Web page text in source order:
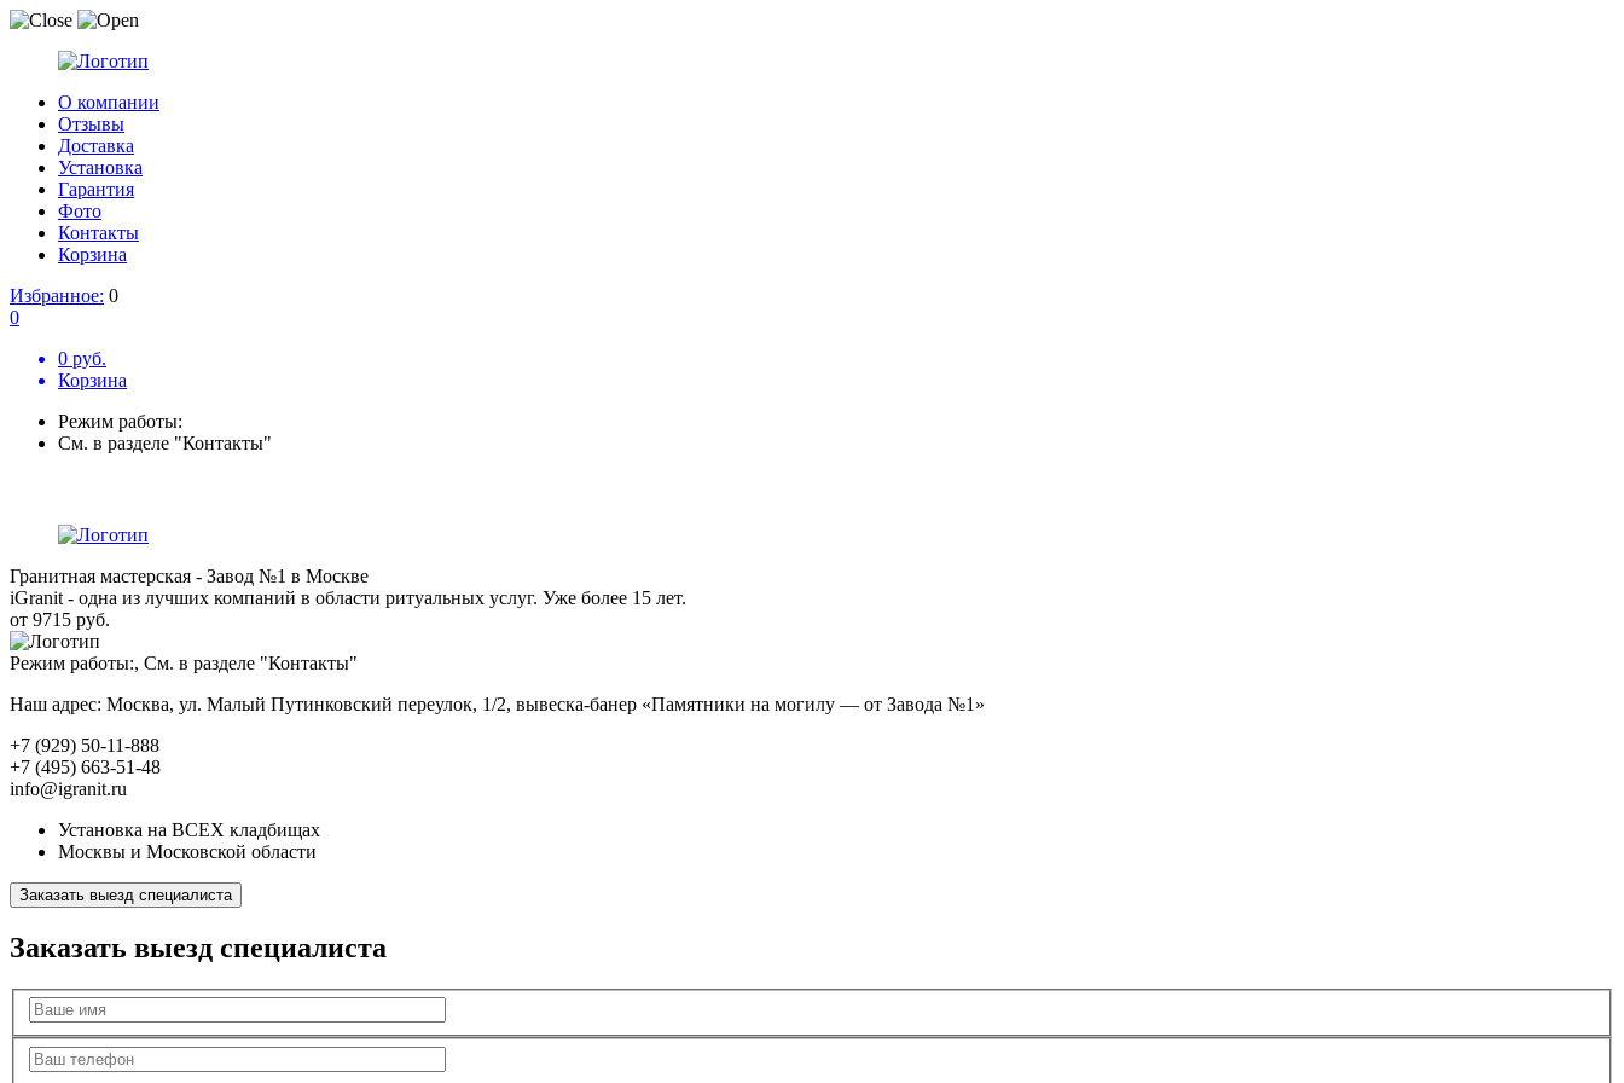
О компании
Отзывы
Доставка
Установка
Гарантия
Фото
Контакты
Корзина
Избранное: 0
0
0 руб.
Корзина
Режим работы:
См. в разделе "Контакты"
Гранитная мастерская - Завод №1 в Москве
iGranit - одна из лучших компаний в области ритуальных услуг. Уже более 15 лет.
от 9715 руб.
Режим работы:, См. в разделе "Контакты"
Наш адрес: Москва, ул. Малый Путинковский переулок, 1/2, вывеска-банер «Памятники на могилу — от Завода №1»
+7 (929) 50-11-888
+7 (495) 663-51-48
info@igranit.ru
Установка на ВСЕХ кладбищах
Москвы и Московской области
Заказать выезд специалиста
Заказать выезд специалиста